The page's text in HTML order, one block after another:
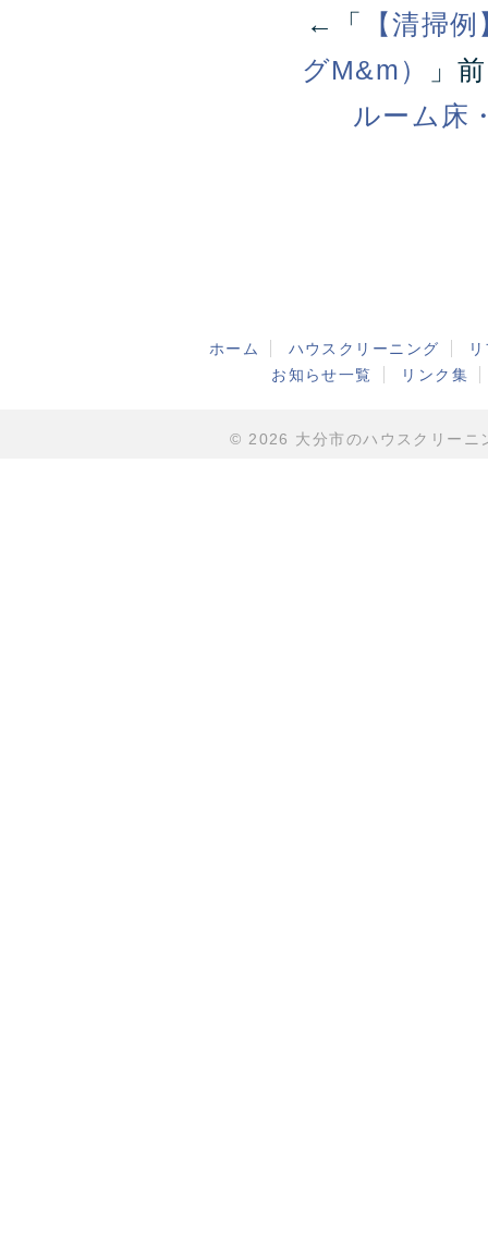
←「
【清掃
グM&m）
」
ルーム床
ホーム ハウスクリーニング
お知らせ一覧
リンク集
© 2026 大分市のハウスクリー